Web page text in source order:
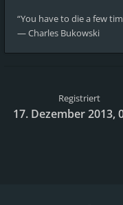
“You have to die a few
― Charles Bukowski
Registriert
17. Dezember 2013,